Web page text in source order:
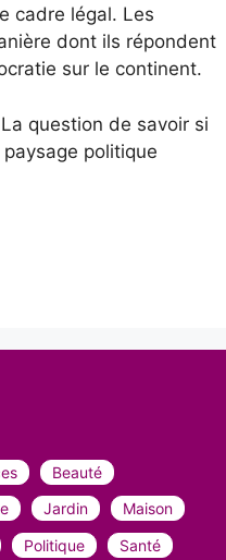
cadre légal. Les
dont ils répondent
sur le continent.
question de savoir si
politique
Beauté
Jardin
Maison
Politique Santé